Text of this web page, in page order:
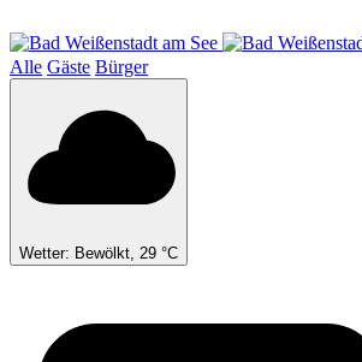
zum
Inhalt
Alle Gäste Bürger
Wetter: Bewölkt, 29 °C